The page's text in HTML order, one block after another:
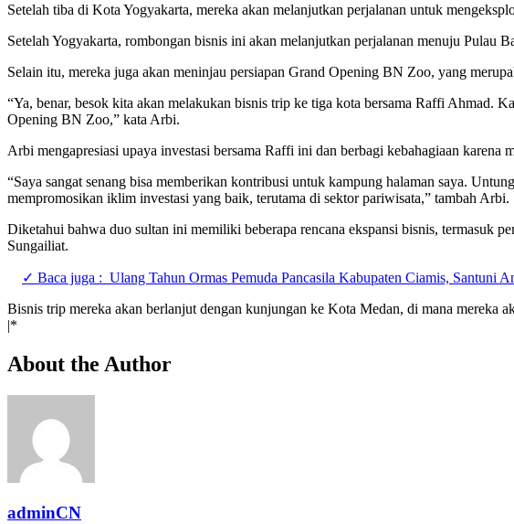
Setelah tiba di Kota Yogyakarta, mereka akan melanjutkan perjalanan untuk
Setelah Yogyakarta, rombongan bisnis ini akan melanjutkan perjalanan menuju
Selain itu, mereka juga akan meninjau persiapan Grand Opening BN Zoo, yang
“Ya, benar, besok kita akan melakukan bisnis trip ke tiga kota bersama Raffi Ahmad.
Opening BN Zoo,” kata Arbi.
Arbi mengapresiasi upaya investasi bersama Raffi ini dan berbagi kebahagiaan
“Saya sangat senang bisa memberikan kontribusi untuk kampung halaman saya.
mempromosikan iklim investasi yang baik, terutama di sektor pariwisata,” tambah Arbi.
Diketahui bahwa duo sultan ini memiliki beberapa rencana ekspansi bisnis, termasuk
Sungailiat.
✓ Baca juga : Ulang Tahun Ormas Pemuda Pancasila Kabupaten Ciamis, Santuni
Bisnis trip mereka akan berlanjut dengan kunjungan ke Kota Medan, di mana mereka
|*
About the Author
adminCN